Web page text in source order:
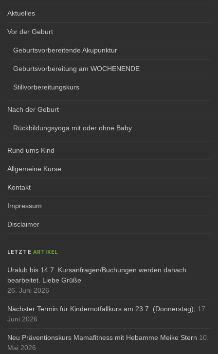
Aktuelles
Vor der Geburt
Geburtsvorbereitende Akupunktur
Geburtsvorbereitung am WOCHENENDE
Stillvorbereitungskurs
Nach der Geburt
Rückbildungsyoga mit oder ohne Baby
Rund ums Kind
Allgemeine Kurse
Kontakt
Impressum
Disclaimer
LETZTE ARTIKEL
Uralub bis 14.7. Kursanfragen/Buchungen werden danach
bearbeitet. Liebe Grüße
26. Juni 2026
Nächster Termin für Kindernotfallkurs am 23.7. (Donnerstag),
17.
Juni 2026
Neu Präventionskurs Mamafitness mit Hebamme Meike Stern 10.
Mai 2026